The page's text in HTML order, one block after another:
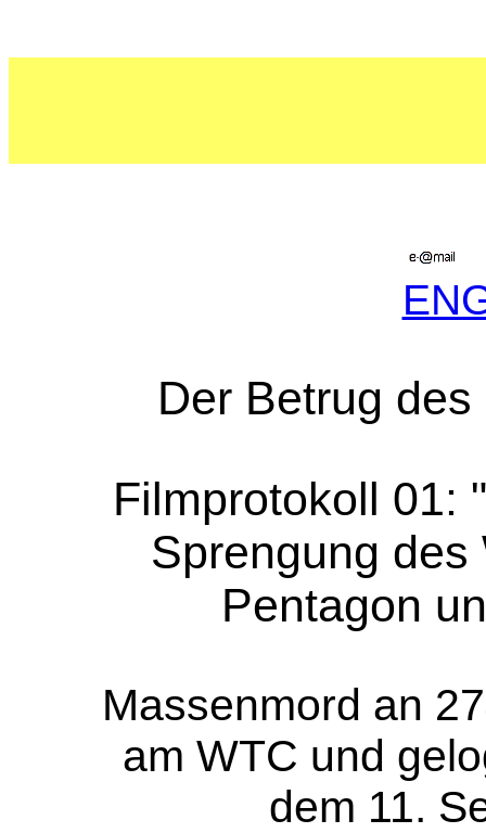
Der Betrug
Filmprotokoll 01:
Sprengung
Pentagon
Massenmord an
am WTC und
dem 11.